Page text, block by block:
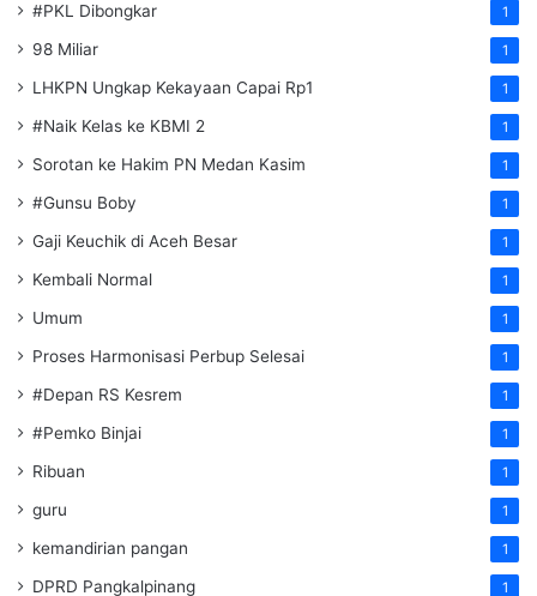
#PKL Dibongkar 1
98 Miliar 1
LHKPN Ungkap Kekayaan Capai Rp1 1
#Naik Kelas ke KBMI 2 1
Sorotan ke Hakim PN Medan Kasim 1
#Gunsu Boby 1
Gaji Keuchik di Aceh Besar 1
Kembali Normal 1
Umum 1
Proses Harmonisasi Perbup Selesai 1
#Depan RS Kesrem 1
#Pemko Binjai 1
Ribuan 1
guru 1
kemandirian pangan 1
DPRD Pangkalpinang 1